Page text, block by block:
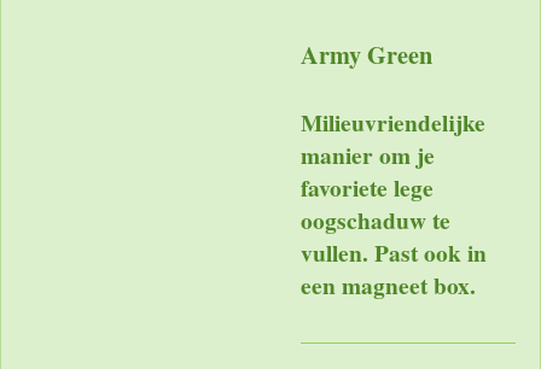
Army Green
Milieuvriendelijke
manier om je
favoriete lege
oogschaduw te
vullen. Past ook in
een magneet box.